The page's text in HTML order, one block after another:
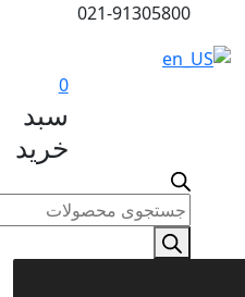
021-91305800
Products